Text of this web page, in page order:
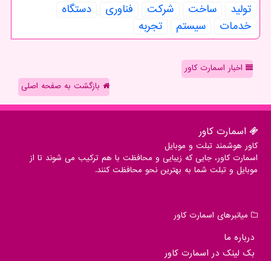
تولید ساخت شركت فناوری
دستگاه
خدمات
سیستم تجربه
اخبار اسمارت کاور
بازگشت به صفحه اصلی
اسمارت كاور
کاور هوشمند تبلت و موبایل
اسمارت کاور، جایی که زیبایی و محافظت با هم ترکیب می شوند تا از
موبایل و تبلت شما به بهترین نحو محافظت کنند.
میانبرهای اسمارت كاور
درباره ما
بک لینک در اسمارت كاور